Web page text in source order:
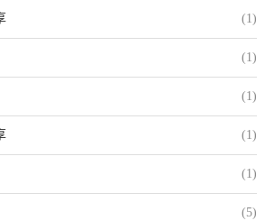
(1)
(1)
(1)
(1)
(1)
(5)